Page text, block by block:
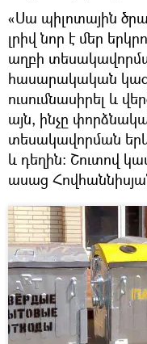
«Սա պիլոտային
լրիվ նոր է մեր
աղբի
հասարակական
ուսումնասիրել և
այն, ինչը
տեսակավորման
և դեղին։ Շուտով
ասաց